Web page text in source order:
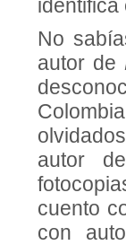
identifica
No
autor de
autor
cuento
con